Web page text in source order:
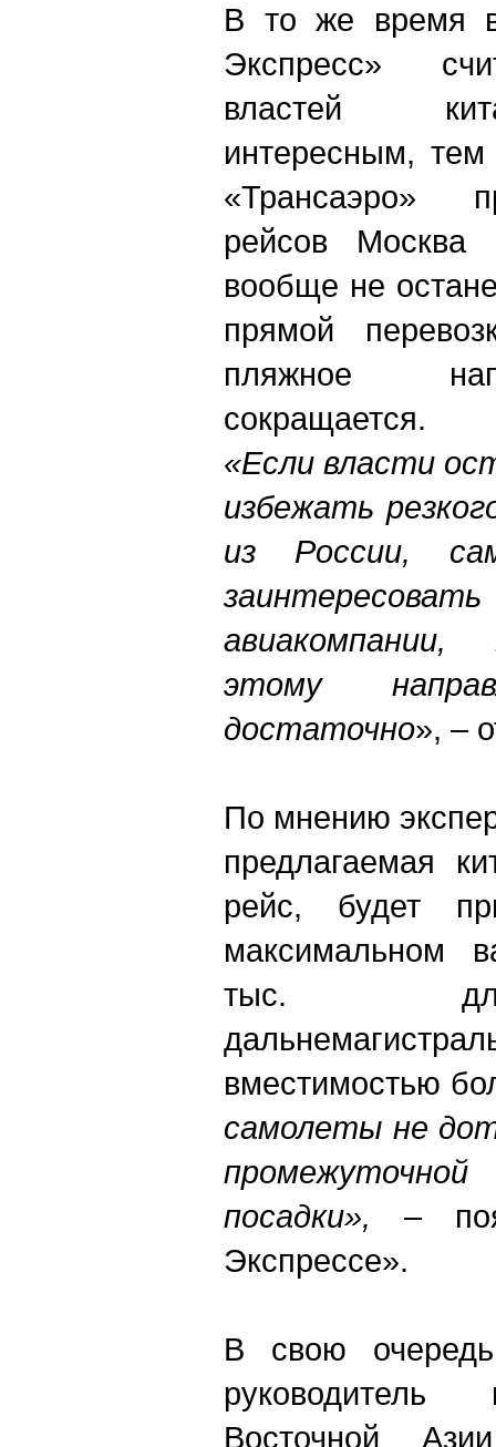
В то же время
Экспресс»
властей
интересным,
«Трансаэро»
рейсов
вообще не
прямой
пляжное
сокращается.
«Если власти
избежать
из России,
этому
достаточно», –
По мнению
предлагаемая
рейс, будет
максимальном
тыс.
вместимостью
самолеты не
посадки», –
Экспрессе».
В свою
Восточной